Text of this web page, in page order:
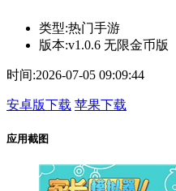
类型:热门手游
版本:v1.0.6 无限金币版
时间:2026-07-05 09:09:44
安卓版下载 苹果下载
应用截图